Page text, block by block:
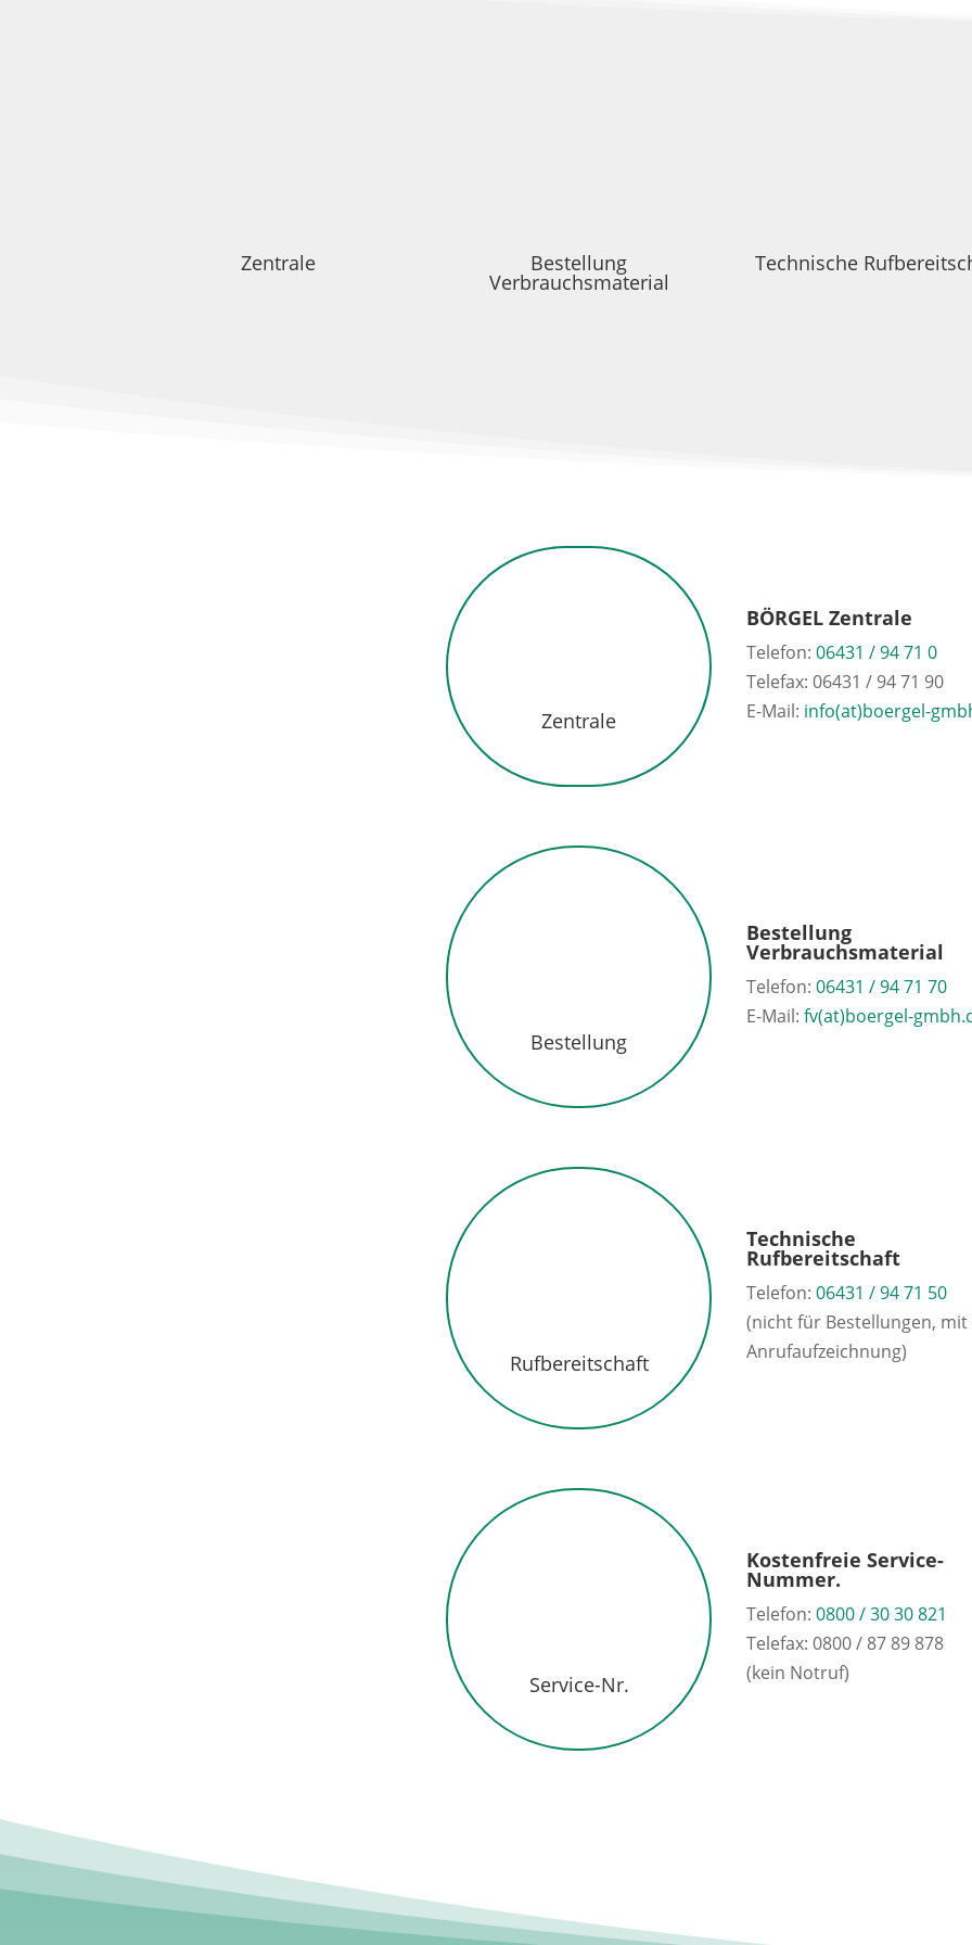
Zentrale Bestellung
Verbrauchsmaterial
Technische
Zentrale
BÖRGEL Zentrale
Telefon:06431 / 94 71 0
Telefax: 06431 / 94 71 90
E-Mail: info(at)boergel-
Bestellung
Bestellung
Verbrauchsmaterial
Telefon:06431 / 94 71 70
E-Mail:fv(at)boergel-
Rufbereitschaft
Technische
Rufbereitschaft
Telefon:06431 / 94 71 50
(nicht für Bestellungen, mit
Anrufaufzeichnung)
Service-Nr.
Kostenfreie Service-
Nummer.
Telefon:0800 / 30 30 821
Telefax: 0800 / 87 89 878
(kein Notruf)